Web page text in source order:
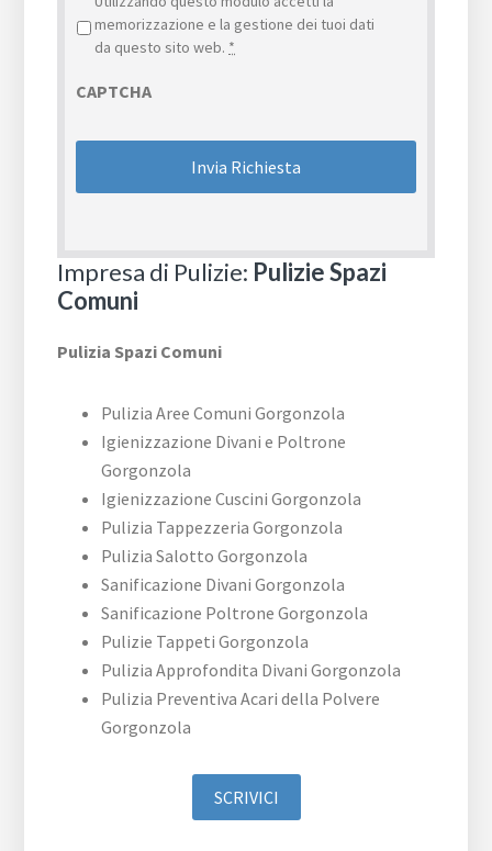
memorizzazione e la gestione dei tuoi dati
da questo sito web. *
CAPTCHA
Impresa di Pulizie: Pulizie Spazi
Comuni
Pulizia Spazi Comuni
Pulizia Aree Comuni Gorgonzola
Igienizzazione Divani e Poltrone
Gorgonzola
Igienizzazione Cuscini Gorgonzola
Pulizia Tappezzeria Gorgonzola
Pulizia Salotto Gorgonzola
Sanificazione Divani Gorgonzola
Sanificazione Poltrone Gorgonzola
Pulizie Tappeti Gorgonzola
Pulizia Approfondita Divani Gorgonzola
Pulizia Preventiva Acari della Polvere
Gorgonzola
SCRIVICI